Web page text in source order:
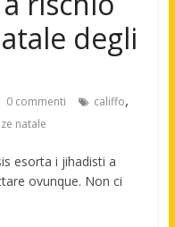
degli
0 commenti califfo,
natale
esorta i jihadisti a
ovunque. Non ci